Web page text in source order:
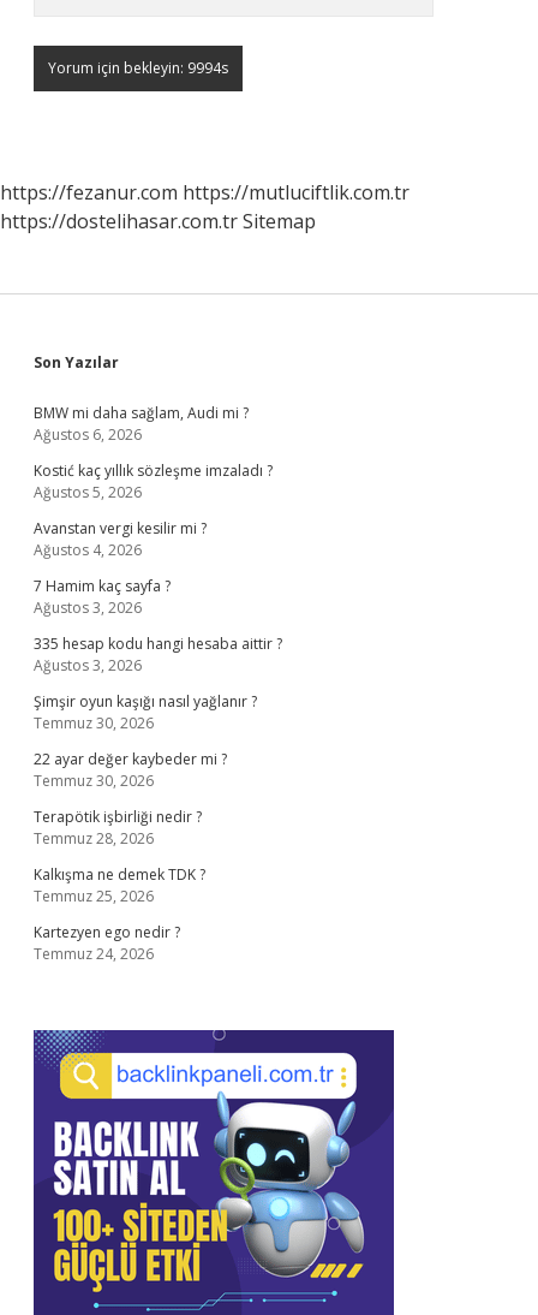
https://fezanur.com https://mutluciftlik.com.tr
https://dostelihasar.com.trSitemap
Sidebar
Son Yazılar
BMW mi daha sağlam, Audi mi ?
Ağustos 6, 2026
Kostić kaç yıllık sözleşme imzaladı ?
Ağustos 5, 2026
Avanstan vergi kesilir mi ?
Ağustos 4, 2026
7 Hamim kaç sayfa ?
Ağustos 3, 2026
335 hesap kodu hangi hesaba aittir ?
Ağustos 3, 2026
Şimşir oyun kaşığı nasıl yağlanır ?
Temmuz 30, 2026
22 ayar değer kaybeder mi ?
Temmuz 30, 2026
Terapötik işbirliği nedir ?
Temmuz 28, 2026
Kalkışma ne demek TDK ?
Temmuz 25, 2026
Kartezyen ego nedir ?
Temmuz 24, 2026